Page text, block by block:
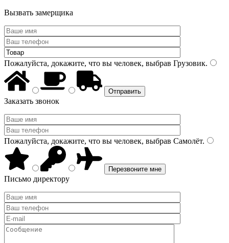
Вызвать замерщика
Пожалуйста, докажите, что вы человек, выбрав Грузовик.
Заказать звонок
Пожалуйста, докажите, что вы человек, выбрав Самолёт.
Письмо директору